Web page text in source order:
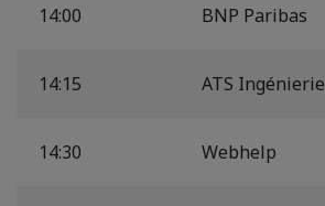
14:00 BNP Paribas
14:15 ATS Ingénierie
14:30 Webhelp